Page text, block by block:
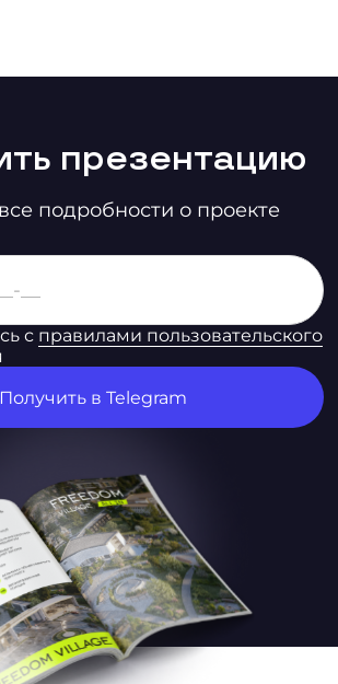
презентацию
подробности о проекте
с правилами пользовательского